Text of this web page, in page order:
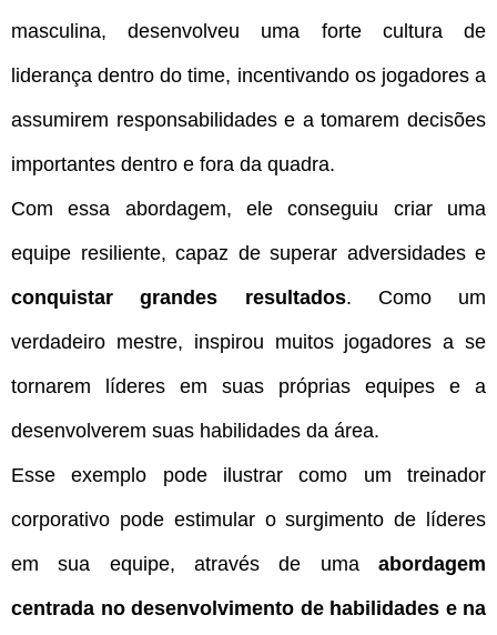
masculina, desenvolveu uma forte cultura de
liderança dentro do time, incentivando os jogadores a
assumirem responsabilidades e a tomarem decisões
importantes dentro e fora da quadra.
Com essa abordagem, ele conseguiu criar uma
equipe resiliente, capaz de superar adversidades e
conquistar grandes resultados. Como um
verdadeiro mestre, inspirou muitos jogadores a se
tornarem líderes em suas próprias equipes e a
desenvolverem suas habilidades da área.
Esse exemplo pode ilustrar como um treinador
corporativo pode estimular o surgimento de líderes
em sua equipe, através de uma abordagem
centrada no desenvolvimento de habilidades e na